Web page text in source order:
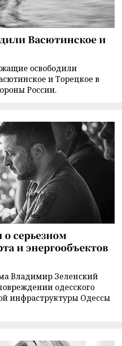
Васютинское и
освободили
и Торецкое в
России.
о серьезном
и энергообъектов
Владимир Зеленский
одесского
инфраструктуры Одессы